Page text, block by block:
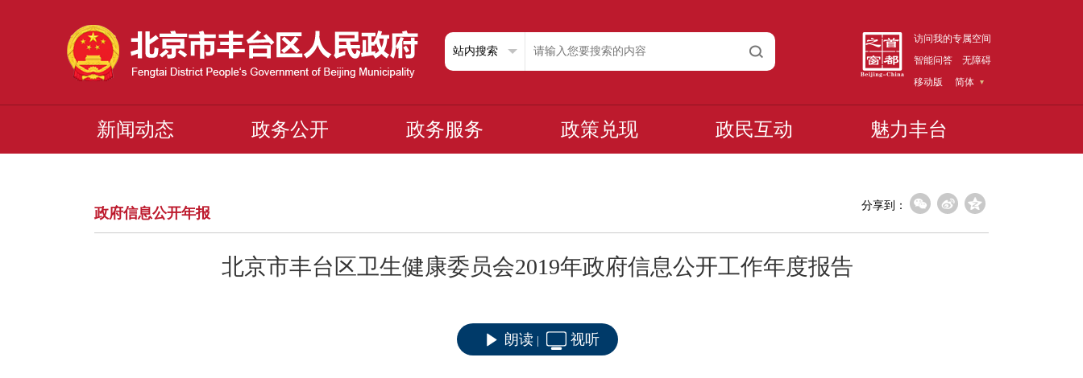
访问我的专属空间
智能问答
无障碍
移动版
简体
新闻动态 政务公开 政务服务 政策兑现 政民互动 魅力丰台
政府信息公开年报 分享到：
北京市丰台区卫生健康委员会2019年政府信息公开工作年度报告
朗读 视听